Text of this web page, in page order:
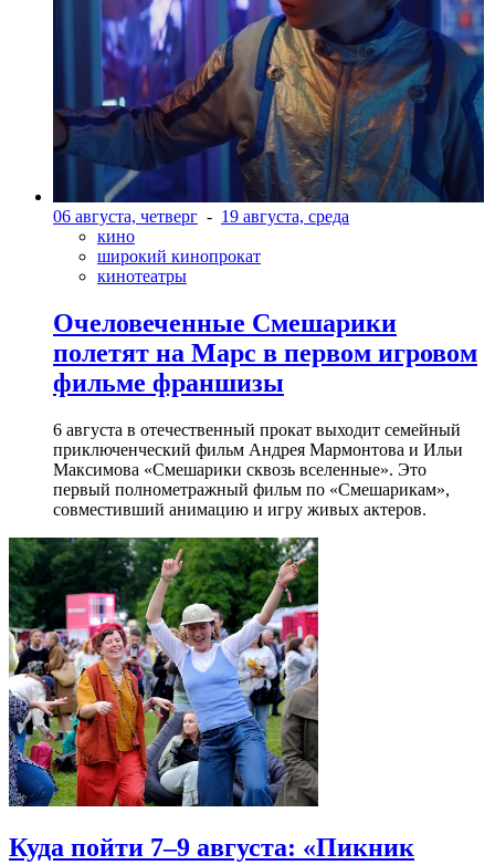
06 августа, четверг - 19 августа, среда
кино
широкий кинопрокат
кинотеатры
Очеловеченные Смешарики
полетят на Марс в первом игровом
фильме франшизы
6 августа в отечественный прокат выходит семейный
приключенческий фильм Андрея Мармонтова и Ильи
Максимова «Смешарики сквозь вселенные». Это
первый полнометражный фильм по «Смешарикам»,
совместивший анимацию и игру живых актеров.
Куда пойти 7–9 августа: «Пикник